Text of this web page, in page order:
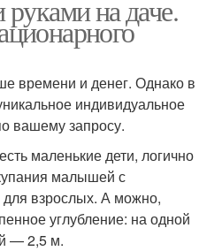
на даче.
времени и денег. Однако в
индивидуальное
вашему запросу.
маленькие дети, логично
малышей с
взрослых. А можно,
углубление: на одной
— 2,5 м.